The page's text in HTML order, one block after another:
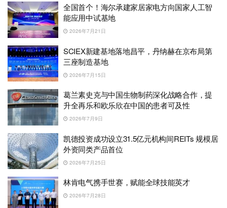
全国首个！海尔承建家居家电方向国家人工智
能应用中试基地
2026年7月21日
SCIEX新建基地落地昌平，丹纳赫在京布局第
三座制造基地
2026年7月15日
葛兰素史克与中国生物制药深化战略合作，提
升全再乐和欧乐欣在中国的患者可及性
2026年7月9日
凯德投资成功设立31.5亿元机构间REITs 规模居
外资同类产品首位
2026年7月25日
林肯电气携手世赛，赋能全球技能英才
2026年7月28日